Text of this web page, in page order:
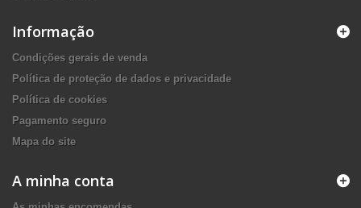
Informação
Condições gerais de venda
Política de proteção de dados e privacidade
Política de cookies
Pagamento seguro
Mapa do site
A minha conta